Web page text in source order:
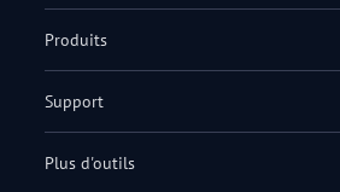
Produits
Support
Plus d'outils